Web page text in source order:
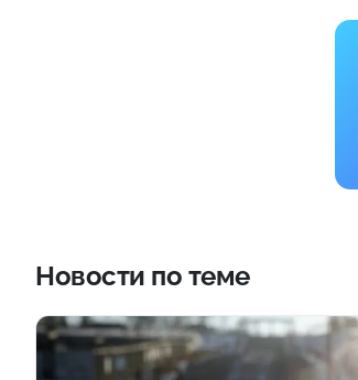
Новости по теме